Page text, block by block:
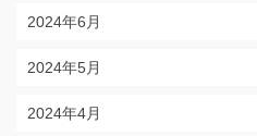
2024年6月
2024年5月
2024年4月